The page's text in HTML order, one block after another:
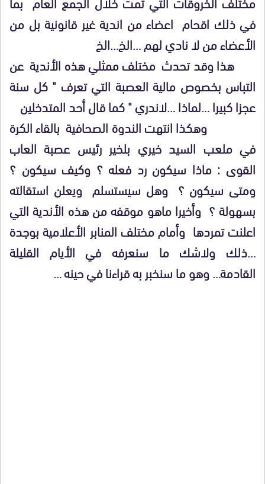
في ذلك اقحام اعضاء من اندية غير قانونية بل من
الأعضاء من لا نادي لهم …الخ…الخ
هذا وقد تحدث مختلف ممثلي هذه الأندية عن
التباس بخصوص مالية العصبة التي تعرف " كل سنة
عجزا كبيرا …لماذا …لاندري " كما قال أحد المتدخلين
وهكذا انتهت الندوة الصحافية بالقاء الكرة
في ملعب السيد خيري بلخير رئيس عصبة العاب
القوى : ماذا سيكون رد فعله ؟ وكيف سيكون ؟
ومتى سيكون ؟ وهل سيستسلم ويعلن استقالته
بسهولة ؟ وأخيرا ماهو موقفه من هذه الأندية التي
اعلنت تمردها وأمام مختلف المنابر الأعلامية بوجدة
…ذلك ولاشك ما سنعرفه في الأيام القليلة
القادمة… وهو ما سنخبر به قراءنا في حينه …